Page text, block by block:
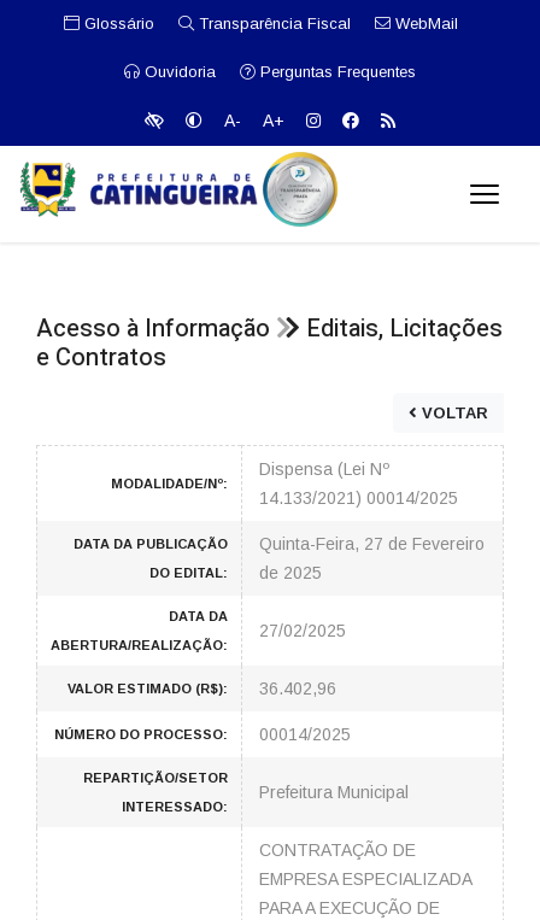
Glossário Transparência Fiscal WebMail
Ouvidoria Perguntas Frequentes
A- A+
Acesso à Informação
Editais, Licitações
e Contratos
VOLTAR
MODALIDADE/Nº:
Dispensa (Lei Nº
14.133/2021) 00014/2025
DATA DA PUBLICAÇÃO
DO EDITAL:
Quinta-Feira, 27 de Fevereiro
de 2025
DATA DA
ABERTURA/REALIZAÇÃO:
27/02/2025
VALOR ESTIMADO (R$): 36.402,96
NÚMERO DO PROCESSO: 00014/2025
REPARTIÇÃO/SETOR
INTERESSADO:
Prefeitura Municipal
CONTRATAÇÃO DE
EMPRESA ESPECIALIZADA
PARA A EXECUÇÃO DE